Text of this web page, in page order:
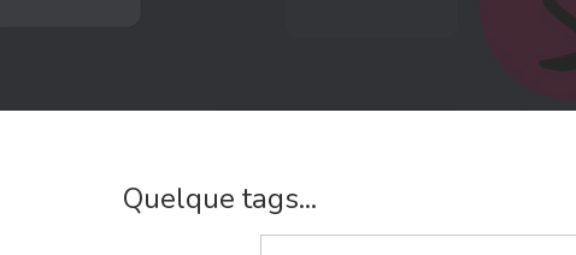
Quelque tags...